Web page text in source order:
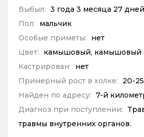
Выбыл: 3 года 3 месяца 27
Пол:
мальчик
Особые приметы:
нет
Цвет:
камышовый, камышовый
Кастрирован:
нет
Примерный рост в холке:
20-
Найден по адресу: 7-й
Диагноз при поступлении:
травмы внутренних органов.